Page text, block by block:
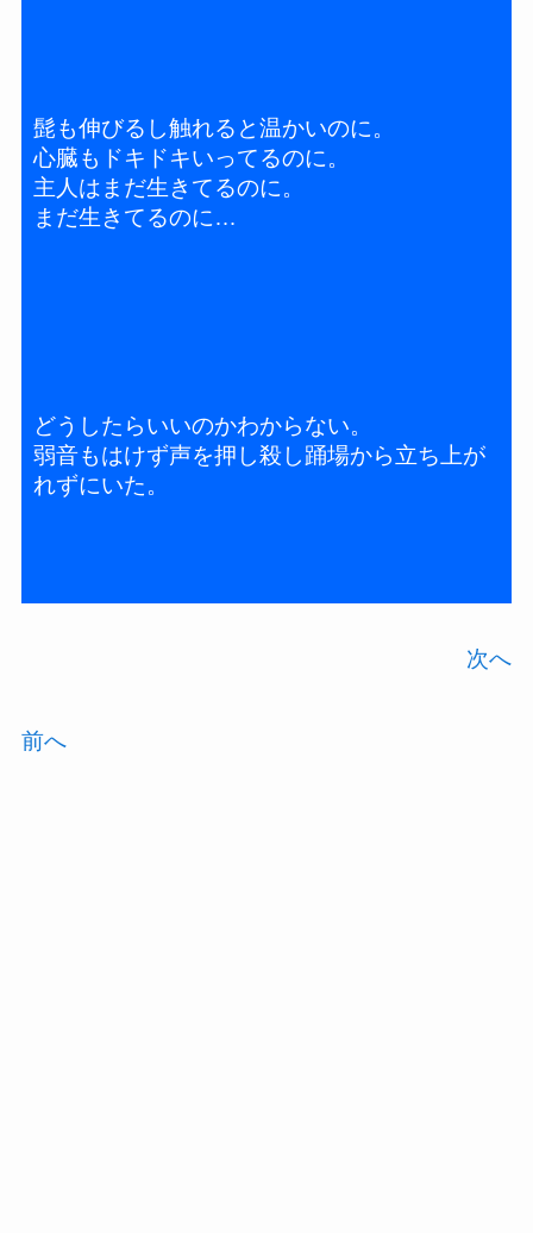
髭も伸びるし触れると温かいのに。
心臓もドキドキいってるのに。
主人はまだ生きてるのに。
まだ生きてるのに…
どうしたらいいのかわからない。
弱音もはけず声を押し殺し踊場から立ち上が
れずにいた。
次へ
前へ